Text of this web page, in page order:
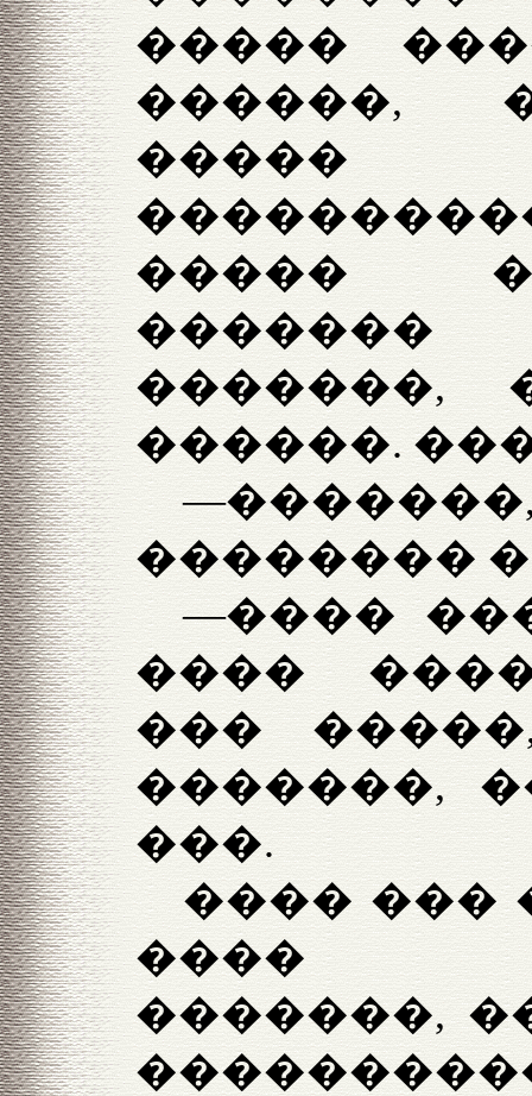
�����
������,
�����
�������
�������,
������.
��������
—����
����
���
�������,
���.
���� ���
����
�������,